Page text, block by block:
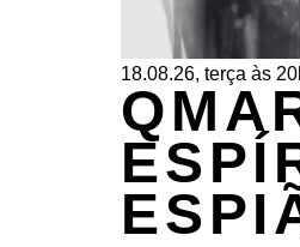
18.08.26, terça às